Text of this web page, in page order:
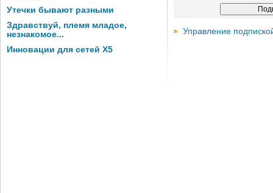
Утечки бывают разными
Здравствуй, племя младое,
незнакомое...
Инновации для сетей X5
Управление